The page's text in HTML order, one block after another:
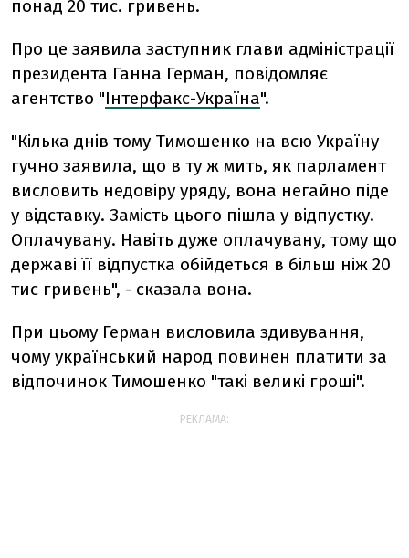
понад 20 тис. гривень.
Про це заявила заступник глави адміністрації
президента Ганна Герман, повідомляє
агентство "Інтерфакс-Україна".
"Кілька днів тому Тимошенко на всю Україну
гучно заявила, що в ту ж мить, як парламент
висловить недовіру уряду, вона негайно піде
у відставку. Замість цього пішла у відпустку.
Оплачувану. Навіть дуже оплачувану, тому що
державі її відпустка обійдеться в більш ніж 20
тис гривень", - сказала вона.
При цьому Герман висловила здивування,
чому український народ повинен платити за
відпочинок Тимошенко "такі великі гроші".
РЕКЛАМА: